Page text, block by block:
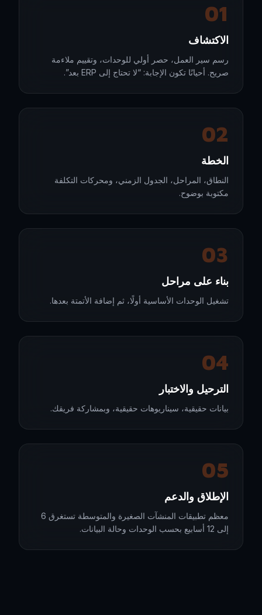
01
الاكتشاف
رسم سير العمل، حصر أولي للوحدات، وتقييم ملاءمة
صريح. أحيانًا تكون الإجابة: “لا تحتاج إلى ERP بعد”.
02
الخطة
النطاق، المراحل، الجدول الزمني، ومحركات التكلفة
مكتوبة بوضوح.
03
بناء على مراحل
تشغيل الوحدات الأساسية أولًا، ثم إضافة الأتمتة بعدها.
04
الترحيل والاختبار
بيانات حقيقية، سيناريوهات حقيقية، وبمشاركة فريقك.
05
الإطلاق والدعم
معظم تطبيقات المنشآت الصغيرة والمتوسطة تستغرق 6
إلى 12 أسابيع بحسب الوحدات وحالة البيانات.